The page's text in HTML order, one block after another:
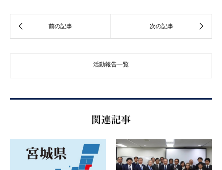
活動報告一覧
関連記事